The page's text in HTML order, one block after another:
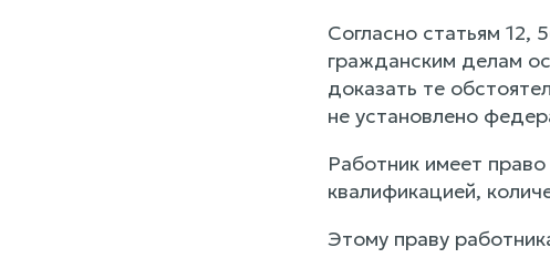
Согласно статьям 12,
гражданским делам
доказать те
не установлено
Работник имеет
квалификацией,
Этому праву